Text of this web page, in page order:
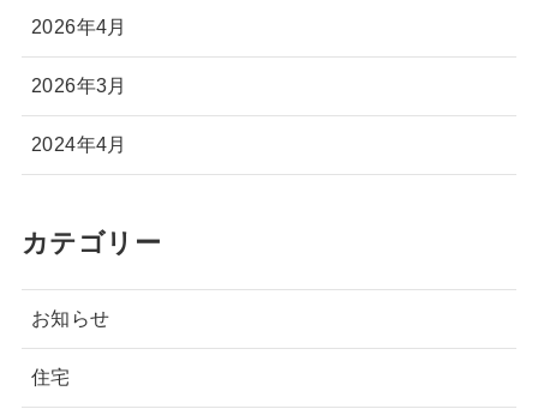
2026年4月
2026年3月
2024年4月
カテゴリー
お知らせ
住宅